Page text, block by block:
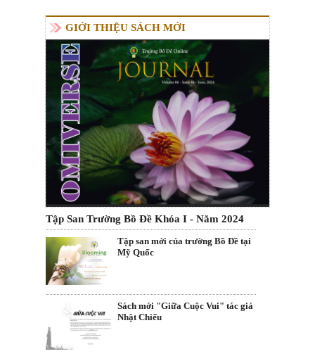
GIỚI THIỆU SÁCH MỚI
Tập San Trường Bồ Đề Khóa I - Năm 2024
Tập san mới của trường Bồ Đề tại
Mỹ Quốc
Sách mới "Giữa Cuộc Vui" tác giả
Nhật Chiếu